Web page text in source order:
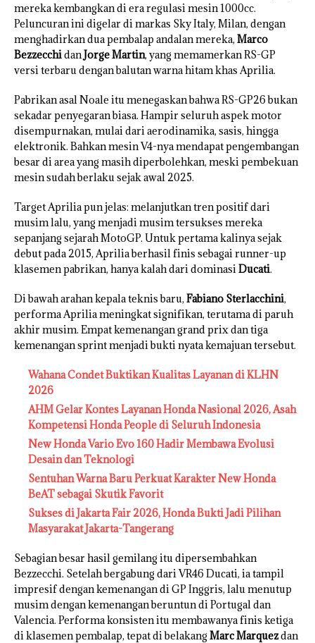
mereka kembangkan di era regulasi mesin 1000cc.
Peluncuran ini digelar di markas Sky Italy, Milan, dengan
menghadirkan dua pembalap andalan mereka, Marco
BezzecchidanJorge Martin, yang memamerkan RS-GP
versi terbaru dengan balutan warna hitam khas Aprilia.
Pabrikan asal Noale itu menegaskan bahwa RS-GP26 bukan
sekadar penyegaran biasa. Hampir seluruh aspek motor
disempurnakan, mulai dari aerodinamika, sasis, hingga
elektronik. Bahkan mesin V4-nya mendapat pengembangan
besar di area yang masih diperbolehkan, meski pembekuan
mesin sudah berlaku sejak awal 2025.
Target Aprilia pun jelas: melanjutkan tren positif dari
musim lalu, yang menjadi musim tersukses mereka
sepanjang sejarah MotoGP. Untuk pertama kalinya sejak
debut pada 2015, Aprilia berhasil finis sebagai runner-up
klasemen pabrikan, hanya kalah dari dominasi Ducati.
Di bawah arahan kepala teknis baru, Fabiano Sterlacchini,
performa Aprilia meningkat signifikan, terutama di paruh
akhir musim. Empat kemenangan grand prix dan tiga
kemenangan sprint menjadi bukti nyata kemajuan tersebut.
Wahana Condet Buktikan Kualitas Layanan di KLHN
2026
AHM Gelar Kontes Layanan Honda Nasional 2026, Asah
Kompetensi Honda People di Seluruh Indonesia
New Honda Vario Evo 160 Hadir Membawa Evolusi
Desain dan Teknologi
Sentuhan Warna Baru Perkuat Karakter New Honda
BeAT sebagai Skutik Favorit
Sukses di Jakarta Fair 2026, Honda Bukti Jadi Pilihan
Masyarakat Jakarta-Tangerang
Sebagian besar hasil gemilang itu dipersembahkan
Bezzecchi. Setelah bergabung dari VR46 Ducati, ia tampil
impresif dengan kemenangan di GP Inggris, lalu menutup
musim dengan kemenangan beruntun di Portugal dan
Valencia. Performa konsisten itu membawanya finis ketiga
di klasemen pembalap, tepat di belakangMarc Marquezdan